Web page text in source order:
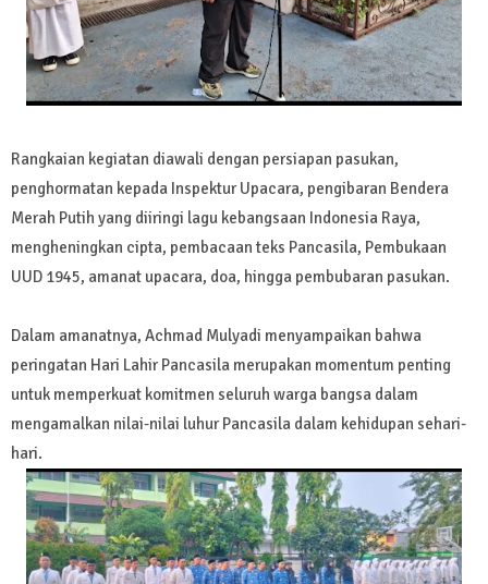
Rangkaian kegiatan diawali dengan persiapan pasukan,
penghormatan kepada Inspektur Upacara, pengibaran Bendera
Merah Putih yang diiringi lagu kebangsaan Indonesia Raya,
mengheningkan cipta, pembacaan teks Pancasila, Pembukaan
UUD 1945, amanat upacara, doa, hingga pembubaran pasukan.
Dalam amanatnya, Achmad Mulyadi menyampaikan bahwa
peringatan Hari Lahir Pancasila merupakan momentum penting
untuk memperkuat komitmen seluruh warga bangsa dalam
mengamalkan nilai-nilai luhur Pancasila dalam kehidupan sehari-
hari.